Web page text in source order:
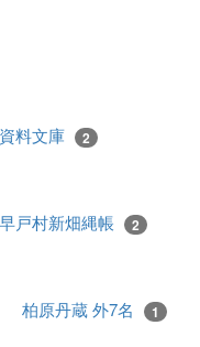
料文庫 2
戸村新畑縄帳 2
柏原丹蔵 外7名 1